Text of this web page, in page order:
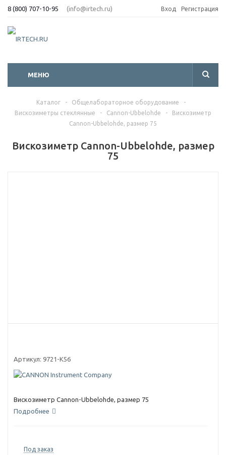
8 (800) 707-10-95 (info@irtech.ru) Вход Регистрация
МЕНЮ
Каталог - Общелабораторное оборудование
-
Вискозиметры стеклянные
- Cannon-Ubbelohde -
Вискозиметр
Cannon-Ubbelohde, размер 75
Вискозиметр Cannon-Ubbelohde, размер
75
Артикул: 9721-K56
Вискозиметр Cannon-Ubbelohde, размер 75
Подробнее
Под заказ